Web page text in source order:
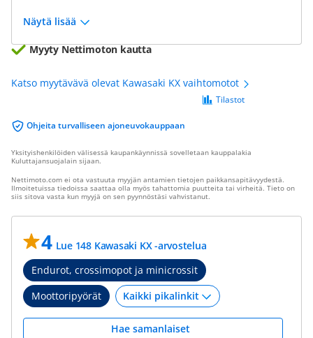
Näytä lisää
Myyty Nettimoton kautta
Katso myytävävä olevat Kawasaki KX vaihtomotot
Ohjeita turvalliseen ajoneuvokauppaan
Tilastot
Yksityishenkilöiden välisessä kaupankäynnissä sovelletaan kauppalakia
Kuluttajansuojalain sijaan.
Nettimoto.com ei ota vastuuta myyjän antamien tietojen paikkansapitävyydestä.
Ilmoitetuissa tiedoissa saattaa olla myös tahattomia puutteita tai virheitä. Tieto on
siis sitova vasta kun myyjä on sen pyynnöstäsi vahvistanut.
4 Lue 148 Kawasaki KX -arvostelua
Endurot, crossimopot ja minicrossit
Moottoripyörät
Hae samanlaiset